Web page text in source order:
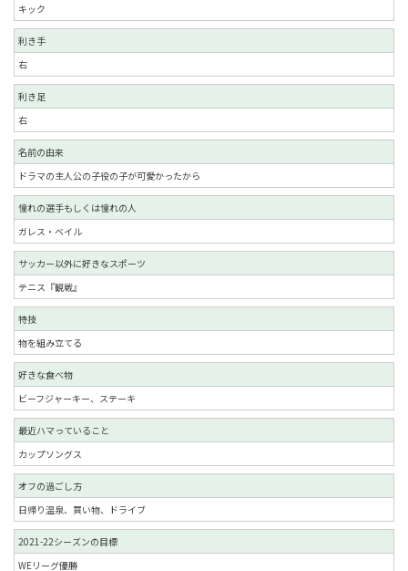
キック
利き手
右
利き足
右
名前の由来
ドラマの主人公の子役の子が可愛かったから
憧れの選手もしくは憧れの人
ガレス・ベイル
サッカー以外に好きなスポーツ
テニス『観戦』
特技
物を組み立てる
好きな食べ物
ビーフジャーキー、ステーキ
最近ハマっていること
カップソングス
オフの過ごし方
日帰り温泉、買い物、ドライブ
2021-22シーズンの目標
WEリーグ優勝